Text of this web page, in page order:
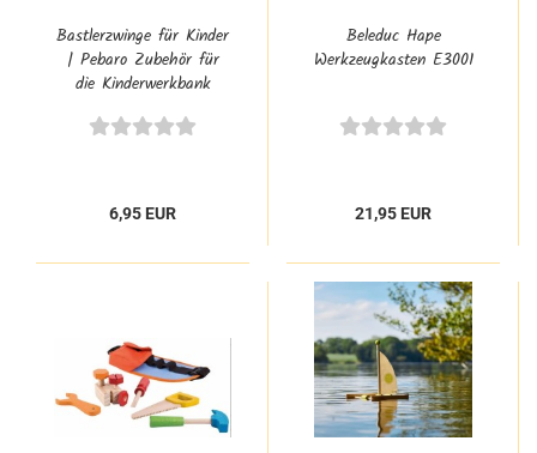
Bastlerzwinge für Kinder
| Pebaro Zubehör für
die Kinderwerkbank
6,95 EUR
Beleduc Hape
Werkzeugkasten E3001
21,95 EUR